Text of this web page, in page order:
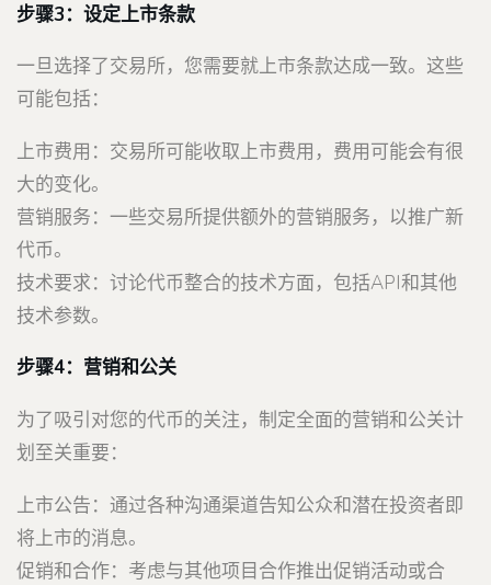
步骤3：设定上市条款
一旦选择了交易所，您需要就上市条款达成一致。这些
可能包括：
上市费用：交易所可能收取上市费用，费用可能会有很
大的变化。
营销服务：一些交易所提供额外的营销服务，以推广新
代币。
技术要求：讨论代币整合的技术方面，包括API和其他
技术参数。
步骤4：营销和公关
为了吸引对您的代币的关注，制定全面的营销和公关计
划至关重要：
上市公告：通过各种沟通渠道告知公众和潜在投资者即
将上市的消息。
促销和合作：考虑与其他项目合作推出促销活动或合